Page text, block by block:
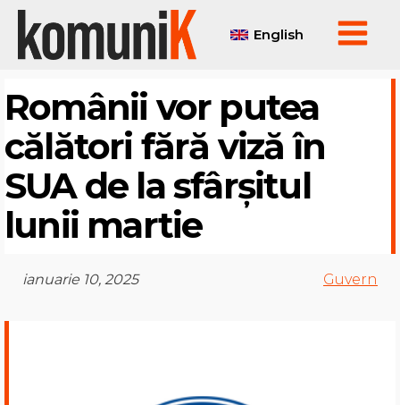
English
Românii vor putea
călători fără viză în
SUA de la sfârșitul
lunii martie
ianuarie 10, 2025 Guvern